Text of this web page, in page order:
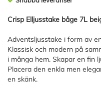
Crisp Elljusstake båge 7L
Adventsljusstake i form av
Klassisk och modern på
i många hem. Skapar en fin
Placera den enkla men
en skänk.